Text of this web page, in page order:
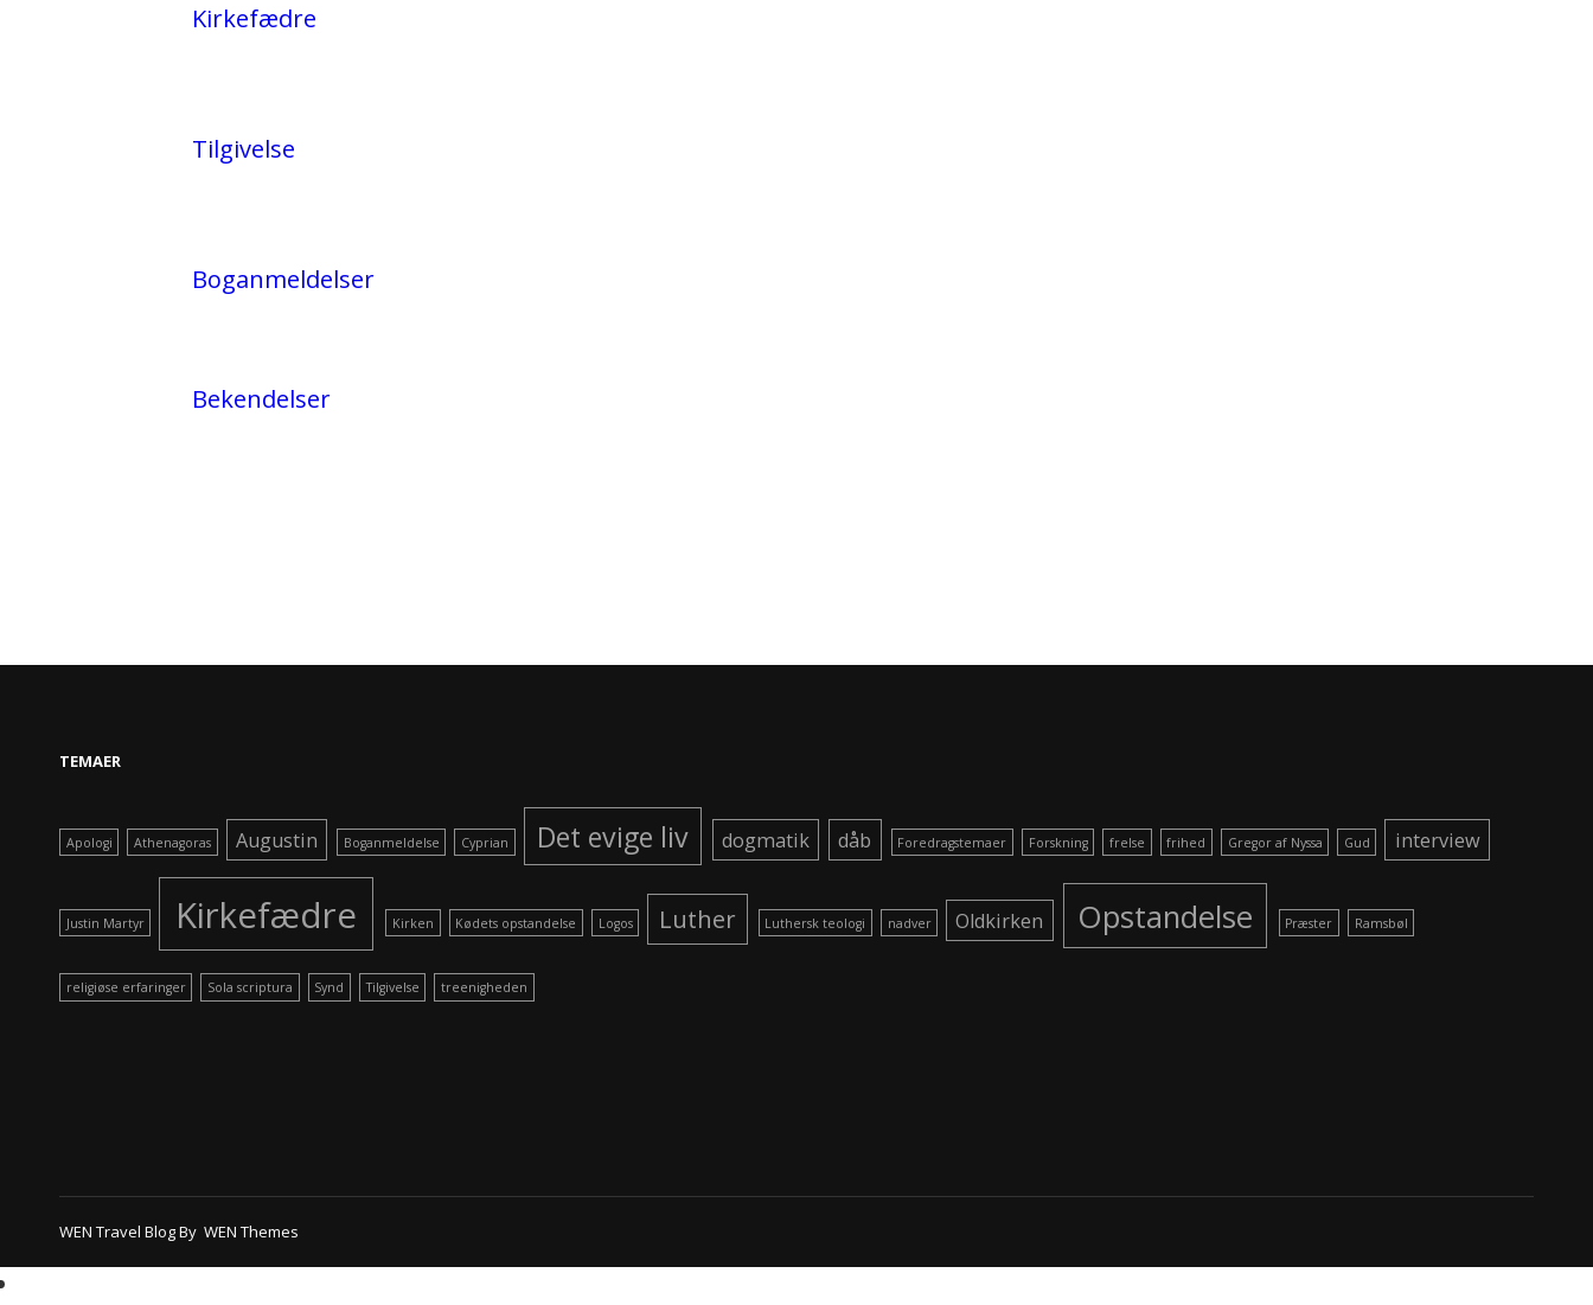
Kirkefædre
Tilgivelse
Boganmeldelser
Bekendelser
TEMAER
Apologi Athenagoras Augustin Boganmeldelse Cyprian Det evige liv dogmatik dåb Foredragstemaer Forskning frelse frihed Gregor af Nyssa Gud interview
Justin Martyr Kirkefædre Kirken Kødets opstandelse Logos Luther Luthersk teologi nadver Oldkirken Opstandelse Præster Ramsbøl
religiøse erfaringer Sola scriptura Synd Tilgivelse treenigheden
WEN Travel Blog By WEN Themes